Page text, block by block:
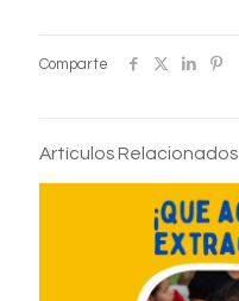
Comparte
Artículos Relacionados